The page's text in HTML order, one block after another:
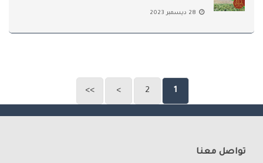
28 ديسمبر 2023
1
2
>
>>
تواصل معنا